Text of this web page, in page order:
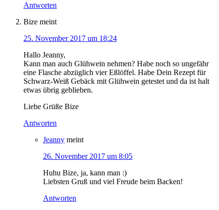
Antworten
Bize meint
25. November 2017 um 18:24
Hallo Jeanny,
Kann man auch Glühwein nehmen? Habe noch so ungefähr
eine Flasche abzüglich vier Eßlöffel. Habe Dein Rezept für
Schwarz-Weiß Gebäck mit Glühwein getestet und da ist halt
etwas übrig geblieben.
Liebe Grüße Bize
Antworten
Jeanny meint
26. November 2017 um 8:05
Huhu Bize, ja, kann man :)
Liebsten Gruß und viel Freude beim Backen!
Antworten